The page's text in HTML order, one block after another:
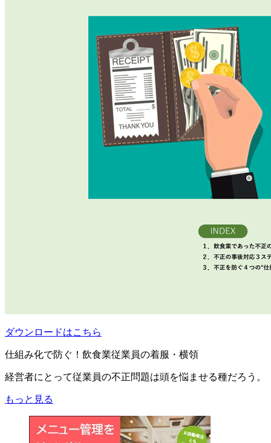
ダウンロードはこちら
仕組み化で防ぐ！飲食業従業員の着服・横領
経営者にとって従業員の不正問題は頭を悩ませる種だろう。
もっと見る